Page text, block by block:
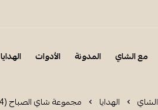
مع الشاي المدونة الأدوات الهدايا
الشاي الهدايا مجموعة شاي الصباح (4 أنواع)- أكياس شاي